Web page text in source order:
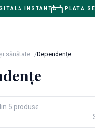
INSTANTĂ PLATĂ
sănătate Dependențe
5 produse